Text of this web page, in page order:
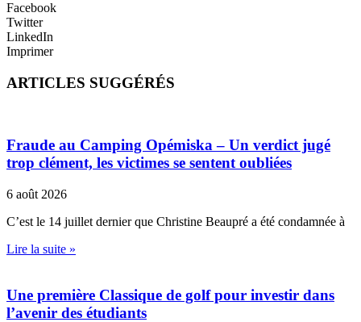
Facebook
Twitter
LinkedIn
Imprimer
ARTICLES SUGGÉRÉS
Fraude au Camping Opémiska – Un verdict jugé
trop clément, les victimes se sentent oubliées
6 août 2026
C’est le 14 juillet dernier que Christine Beaupré a été condamnée à
Lire la suite »
Une première Classique de golf pour investir dans
l’avenir des étudiants